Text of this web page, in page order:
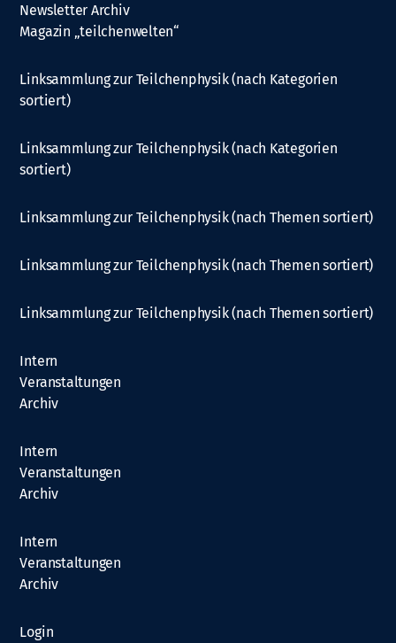
Newsletter Archiv
Magazin „teilchenwelten“
Linksammlung zur Teilchenphysik (nach Kategorien
sortiert)
Linksammlung zur Teilchenphysik (nach Kategorien
sortiert)
Linksammlung zur Teilchenphysik (nach Themen sortiert)
Linksammlung zur Teilchenphysik (nach Themen sortiert)
Linksammlung zur Teilchenphysik (nach Themen sortiert)
Intern
Veranstaltungen
Archiv
Intern
Veranstaltungen
Archiv
Intern
Veranstaltungen
Archiv
Login